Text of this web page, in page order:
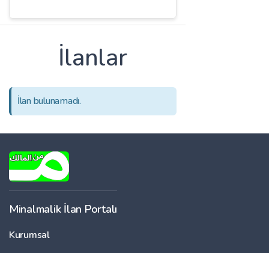
İlanlar
İlan bulunamadı.
Minalmalik İlan Portalı
Kurumsal